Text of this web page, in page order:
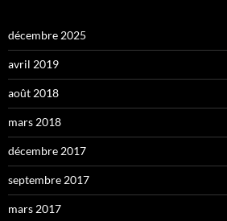
décembre 2025
avril 2019
août 2018
mars 2018
décembre 2017
septembre 2017
mars 2017